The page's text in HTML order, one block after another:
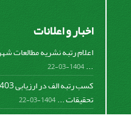
اخبار و اعلانات
اعلام رتبه نشریه مطالعات
...
1404-03-22
تحقیقات ...1404-03-22